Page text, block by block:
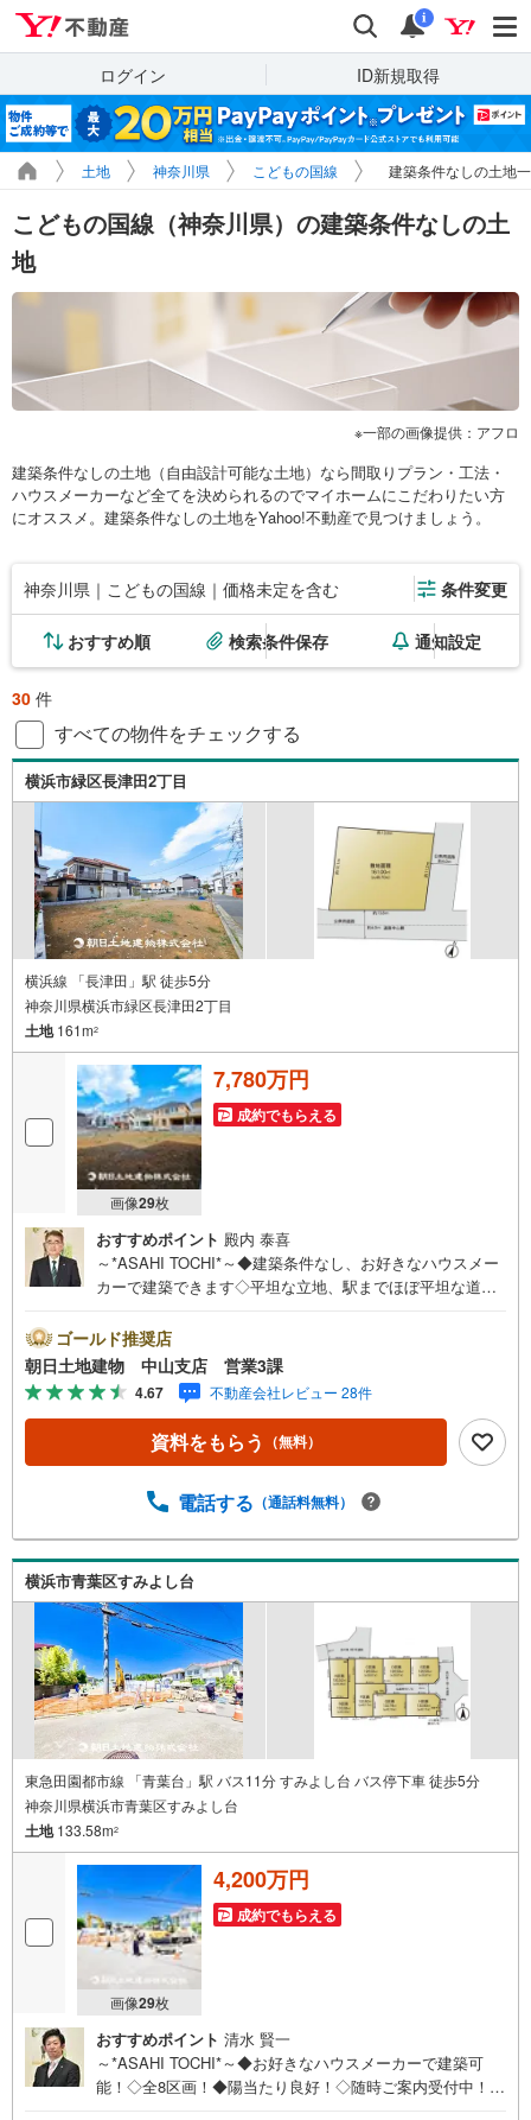
検索 通知
i
ログイン ID新規取得
土地 神奈川県 こどもの国線 建築条件なしの土地
こどもの国線（神奈川県）の建築条件なしの土
地
一部の画像提供：アフロ
建築条件なしの土地（自由設計可能な土地）なら間取りプラン・工法・
ハウスメーカーなど全てを決められるのでマイホームにこだわりたい方
にオススメ。建築条件なしの土地をYahoo!不動産で見つけましょう。
神奈川県｜こどもの国線｜価格未定を含む 条件変更
おすすめ順 検索条件保存 通知設定
30 件
すべての物件をチェックする
横浜市緑区長津田2丁目
横浜線 「長津田」駅 徒歩5分
神奈川県横浜市緑区長津田2丁目
土地161m2
画像29枚
7,780万円
成約でもらえる
おすすめポイント 殿内 泰喜
～*ASAHI TOCHI*～◆建築条件なし、お好きなハウスメー
カーで建築できます◇平坦な立地、駅までほぼ平坦な道の
さまで42周年を迎えることができました！ご成約件数7万件
達成!!・当日のご見学も対応可能です！・JR横浜線「中
山」駅徒歩1分！・ご予約は『朝日土地建物中山店』まで！
朝日土地建物グループは地域密着を合言葉に全13店舗でそ
の地域No.1を目指しております。広告掲載していない物件
も多数ございます。色々廻ったけど良い物件が無いな
の・・？etc.まずは何でもお気軽にご相談ください！有資
お待ちしております!!地域密着だからこそ‥豊富な物件情報
と“街”のご紹介我々だからこその‥ご提案とおもてなし心か
ら「よかった」と思える住まい、安心のおとりつぎ。朝日
土地建物中山支店でご来店をお待ちしております！
ゴールド推奨店
朝日土地建物 中山支店 営業3課
4.67 不動産会社レビュー 28件
資料をもらう （無料）
電話する （通話料無料）
横浜市青葉区すみよし台
東急田園都市線 「青葉台」駅 バス11分 すみよし台 バス停下車 徒歩5分
神奈川県横浜市青葉区すみよし台
土地133.58m2
画像29枚
4,200万円
成約でもらえる
おすすめポイント 清水 賢一
～*ASAHI TOCHI*～◆お好きなハウスメーカーで建築可
能！◇全8区画！◆陽当たり良好！◇随時ご案内受付中！◆